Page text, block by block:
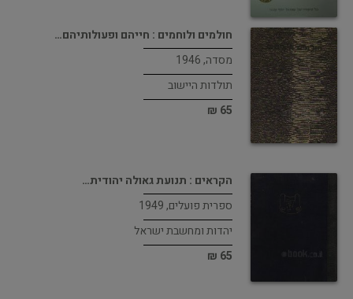
חולמים ולוחמים : חייהם ופעולותיהם…
מסדה, 1946
תולדות היישוב
65 ₪
הקראים : תנועת גאולה יהודית…
ספרית פועלים, 1949
יהדות ומחשבת ישראל
65 ₪